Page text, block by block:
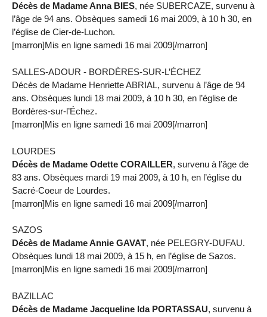
Décès de Madame Anna BIES, née SUBERCAZE, survenu à
l’âge de 94 ans. Obsèques samedi 16 mai 2009, à 10 h 30, en
l’église de Cier-de-Luchon.
[marron]Mis en ligne samedi 16 mai 2009[/marron]
SALLES-ADOUR - BORDÈRES-SUR-L’ÉCHEZ
Décès de Madame Henriette ABRIAL, survenu à l’âge de 94
ans. Obsèques lundi 18 mai 2009, à 10 h 30, en l’église de
Bordères-sur-l’Échez.
[marron]Mis en ligne samedi 16 mai 2009[/marron]
LOURDES
Décès de Madame Odette CORAILLER, survenu à l’âge de
83 ans. Obsèques mardi 19 mai 2009, à 10 h, en l’église du
Sacré-Coeur de Lourdes.
[marron]Mis en ligne samedi 16 mai 2009[/marron]
SAZOS
Décès de Madame Annie GAVAT, née PELEGRY-DUFAU.
Obsèques lundi 18 mai 2009, à 15 h, en l’église de Sazos.
[marron]Mis en ligne samedi 16 mai 2009[/marron]
BAZILLAC
Décès de Madame Jacqueline Ida PORTASSAU, survenu à